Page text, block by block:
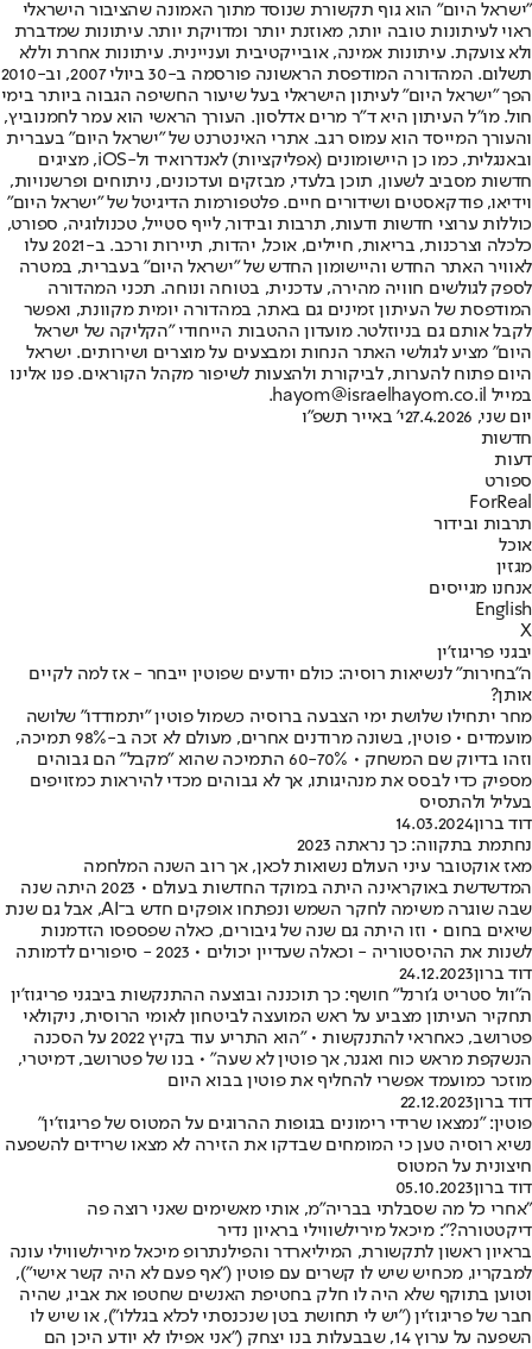
"ישראל היום" הוא גוף תקשורת שנוסד מתוך האמונה שהציבור הישראלי
ראוי לעיתונות טובה יותר, מאוזנת יותר ומדויקת יותר. עיתונות שמדברת
ולא צועקת. עיתונות אמינה, אובייקטיבית ועניינית. עיתונות אחרת וללא
תשלום. המהדורה המודפסת הראשונה פורסמה ב-30 ביולי 2007, וב-2010
הפך "ישראל היום" לעיתון הישראלי בעל שיעור החשיפה הגבוה ביותר בימי
חול. מו"ל העיתון היא ד"ר מרים אדלסון. העורך הראשי הוא עמר לחמנוביץ,
והעורך המייסד הוא עמוס רגב. אתרי האינטרנט של "ישראל היום" בעברית
ובאנגלית, כמו כן היישומונים (אפליקציות) לאנדרואיד ול-iOS, מציגים
חדשות מסביב לשעון, תוכן בלעדי, מבזקים ועדכונים, ניתוחים ופרשנויות,
וידיאו, פודקאסטים ושידורים חיים. פלטפורמות הדיגיטל של "ישראל היום"
כוללות ערוצי חדשות ודעות, תרבות ובידור, לייף סטייל, טכנולוגיה, ספורט,
כלכלה וצרכנות, בריאות, חיילים, אוכל, יהדות, תיירות ורכב. ב-2021 עלו
לאוויר האתר החדש והיישומון החדש של "ישראל היום" בעברית, במטרה
לספק לגולשים חוויה מהירה, עדכנית, בטוחה ונוחה. תכני המהדורה
המודפסת של העיתון זמינים גם באתר, במהדורה יומית מקוונת, ואפשר
לקבל אותם גם בניוזלטר. מועדון ההטבות הייחודי "הקליקה של ישראל
היום" מציע לגולשי האתר הנחות ומבצעים על מוצרים ושירותים. ישראל
היום פתוח להערות, לביקורת ולהצעות לשיפור מקהל הקוראים. פנו אלינו
במייל hayom@israelhayom.co.il.
יום שני, 27.4.2026
י' באייר תשפ"ו
חדשות
דעות
ספורט
ForReal
תרבות ובידור
אוכל
מגזין
אנחנו מגייסים
English
X
יבגני פריגוז'ין
ה"בחירות" לנשיאות רוסיה: כולם יודעים שפוטין ייבחר - אז למה לקיים
אותן?
מחר יתחילו שלושת ימי הצבעה ברוסיה כשמול פוטין "יתמודדו" שלושה
מועמדים • פוטין, בשונה מרודנים אחרים, מעולם לא זכה ב-98% תמיכה,
וזהו בדיוק שם המשחק • 60-70% התמיכה שהוא "מקבל" הם גבוהים
מספיק כדי לבסס את מנהיגותו, אך לא גבוהים מכדי להיראות כמזויפים
בעליל ולהתסיס
דוד ברון14.03.2024
נחתמת בתקווה: כך נראתה 2023
מאז אוקטובר עיני העולם נשואות לכאן, אך רוב השנה המלחמה
המדשדשת באוקראינה היתה במוקד החדשות בעולם • 2023 היתה שנה
שבה שוגרה משימה לחקר השמש ונפתחו אופקים חדש ב־AI, אבל גם שנת
שיאים בחום • וזו היתה גם שנה של גיבורים, כאלה שפספסו הזדמנות
לשנות את ההיסטוריה - וכאלה שעדיין יכולים • 2023 - סיפורים לדמותה
דוד ברון24.12.2023
ה"וול סטריט ג'ורנל" חושף: כך תוכננה ובוצעה ההתנקשות ביבגני פריגוז'ין
תחקיר העיתון מצביע על ראש המועצה לביטחון לאומי הרוסית, ניקולאי
פטרושב, כאחראי להתנקשות • "הוא התריע עוד בקיץ 2022 על הסכנה
הנשקפת מראש כוח ואגנר, אך פוטין לא שעה" • בנו של פטרושב, דמיטרי,
מוזכר כמועמד אפשרי להחליף את פוטין בבוא היום
דוד ברון22.12.2023
פוטין: "נמצאו שרידי רימונים בגופות ההרוגים על המטוס של פריגוז'ין"
נשיא רוסיה טען כי המומחים שבדקו את הזירה לא מצאו שרידים להשפעה
חיצונית על המטוס
דוד ברון05.10.2023
"אחרי כל מה שסבלתי בבריה"מ, אותי מאשימים שאני רוצה פה
דיקטטורה?": מיכאל מירילשווילי בראיון נדיר
בראיון ראשון לתקשורת, המיליארדר והפילנתרופ מיכאל מירילשווילי עונה
למבקריו, מכחיש שיש לו קשרים עם פוטין ("אף פעם לא היה קשר אישי"),
וטוען בתוקף שלא היה לו חלק בחטיפת האנשים שחטפו את אביו, שהיה
חבר של פריגוז'ין ("יש לי תחושת בטן שנכנסתי לכלא בגללו"), או שיש לו
השפעה על ערוץ 14, שבבעלות בנו יצחק ("אני אפילו לא יודע היכן הם